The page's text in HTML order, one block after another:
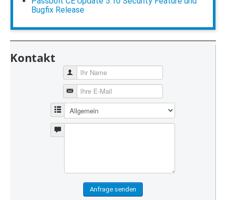
Bugfix Release
Kontakt
Anfrage senden